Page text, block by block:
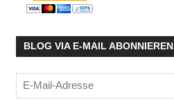
BLOG VIA E-MAIL ABONNIEREN
E-